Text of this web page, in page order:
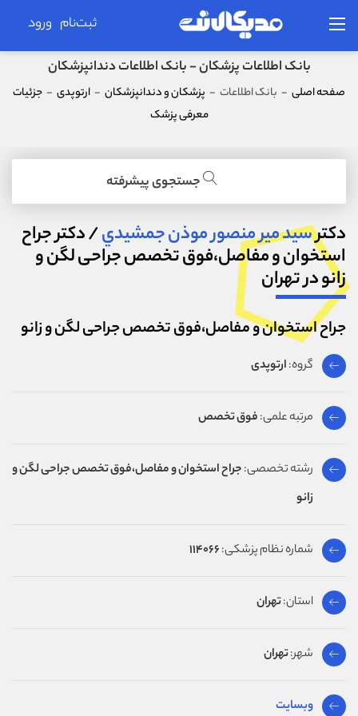
ثبت‌نام ورود
بانک اطلاعات پزشکان - بانک اطلاعات دندانپزشکان
صفحه اصلی - بانک اطلاعات - پزشکان و دندانپزشکان - ارتوپدی - جزئیات
معرفی پزشک
جستجوی پیشرفته
دکترسيد مير منصور موذن جمشيدي/ دکتر جراح
استخوان و مفاصل،فوق تخصص جراحی لگن و
زانو در تهران
جراح استخوان و مفاصل،فوق تخصص جراحی لگن و زانو
گروه:ارتوپدی
مرتبه علمی:فوق تخصص
رشته تخصصی:جراح استخوان و مفاصل،فوق تخصص جراحی لگن و
زانو
شماره نظام پزشکی:
استان:تهران
شهر:تهران
وبسایت